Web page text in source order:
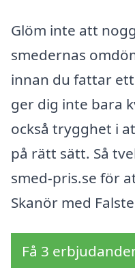
Glöm inte att
smedernas
innan du fattar
ger dig inte bara
också trygghet i
på rätt sätt. Så
smed-pris.se för
Skanör med
Få 3